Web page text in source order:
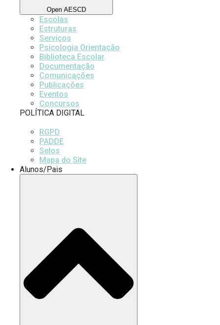
Open AESCD
Escolas
Estruturas
Serviços
Psicologia Orientação
Biblioteca Escolar
Documentação
Comunicações
Publicações
Eventos
Concursos
POLÍTICA DIGITAL
RGPD
PADDE
Selos
Mapa do Site
Alunos/Pais